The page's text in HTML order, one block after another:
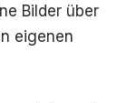
Bilder über
eigenen